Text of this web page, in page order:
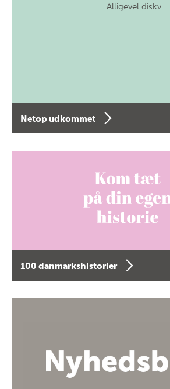
Alligevel diskv…
Netop udkommet
100 danmarkshistorier